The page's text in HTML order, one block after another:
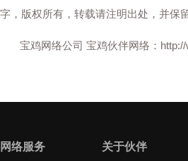
字，版权所有，转载请注明出处，并保
宝鸡网络公司 宝鸡伙伴网络 ：
网络服务 关于伙伴